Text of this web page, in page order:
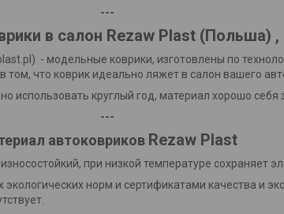
---
в салон Rezaw Plast(Польша) ,
- модельные коврики, изготовлены по
что коврик идеально ляжет в салон вашего
использовать круглый год, материал хорошо
---
автоковриков Rezaw Plast
при низкой температуре сохраняет
экологических норм и сертификатами качества и